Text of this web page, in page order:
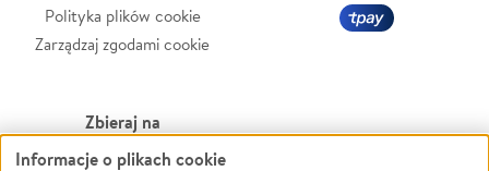
Polityka plików cookie
Zarządzaj zgodami cookie
Zbieraj na
Informacje o plikach cookie